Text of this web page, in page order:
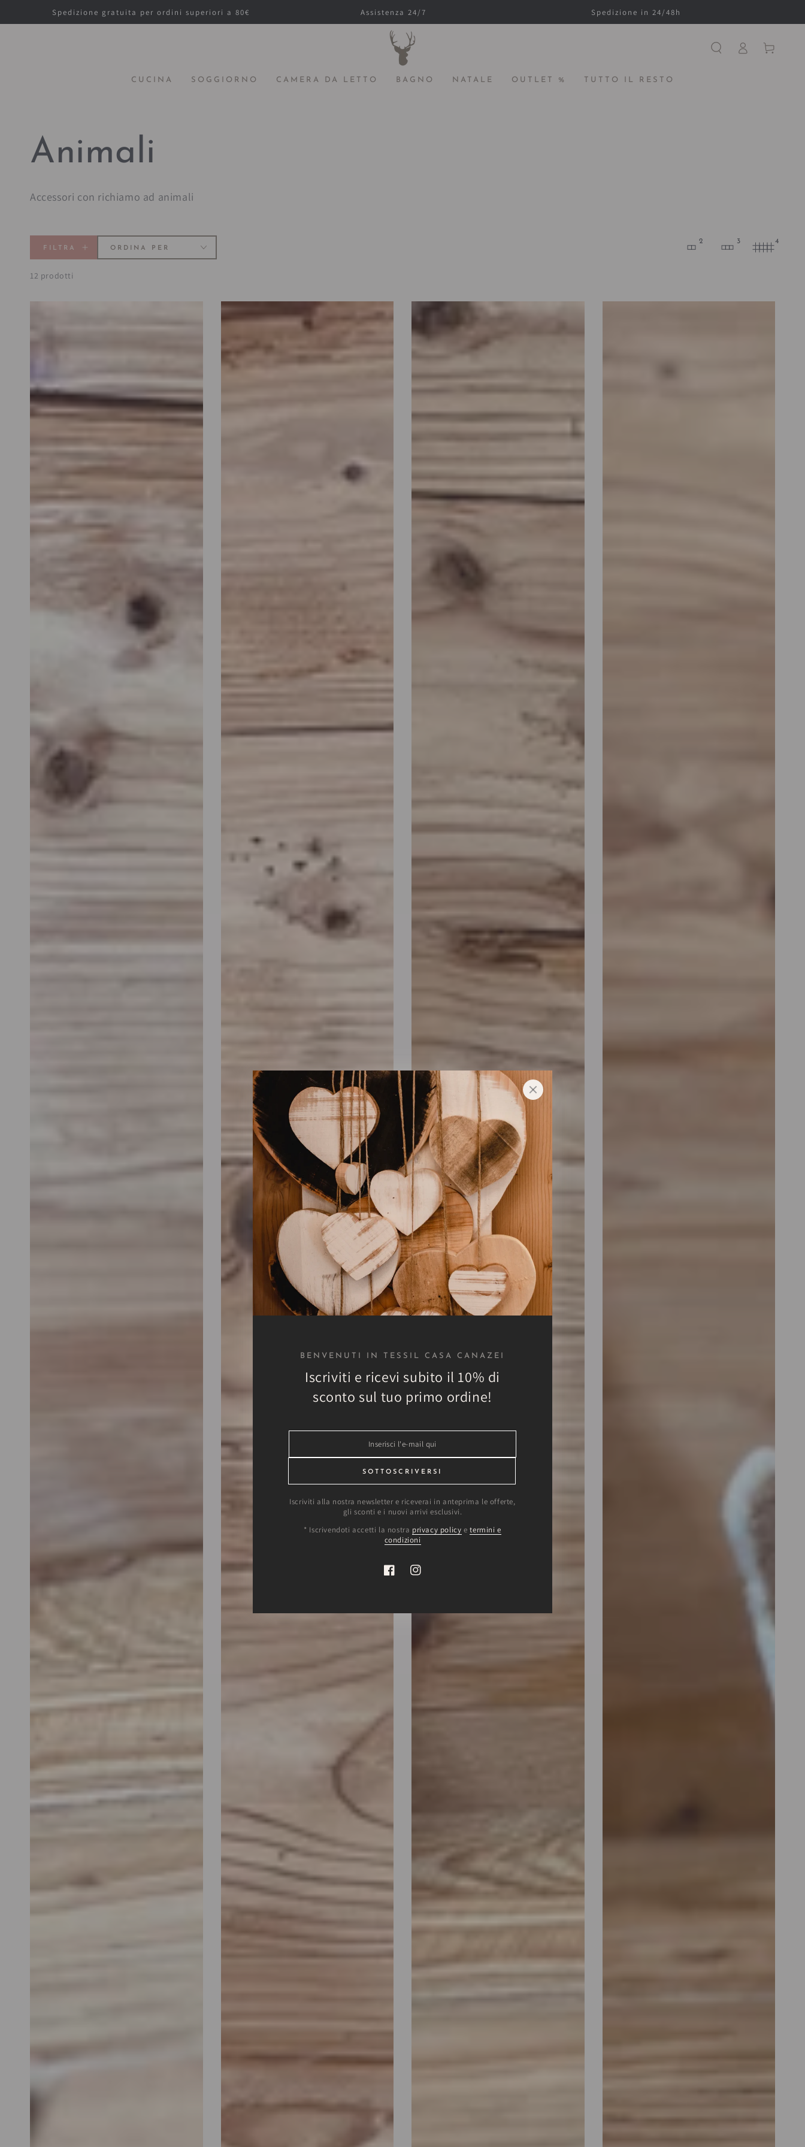
PASSA AL
CONTENUTOSpedizione gratuita per ordini superiori a 80€ Assistenza 24/7 Spedizione in 24/48h
CUCINA SOGGIORNO CAMERA DA LETTO BAGNO NATALE OUTLET % TUTTO IL RESTO
Accesso Carello
Collezione:
Animali
Accessori con richiamo ad animali
FILTRA ORDINA PER
2 3 4
12 prodotti
Coniglio
o
Mini
Coniglietto
Ricamato
BENVENUTI IN TESSIL CASA CANAZEI
Iscriviti e ricevi subito il 10% di
sconto sul tuo primo ordine!
l'e-
qui
SOTTOSCRIVERSI
Iscriviti alla nostra newsletter e riceverai in anteprima le offerte,
gli sconti e i nuovi arrivi esclusivi.
* Iscrivendoti accetti la nostra privacy policy etermini e
condizioni
FacebookInstagram